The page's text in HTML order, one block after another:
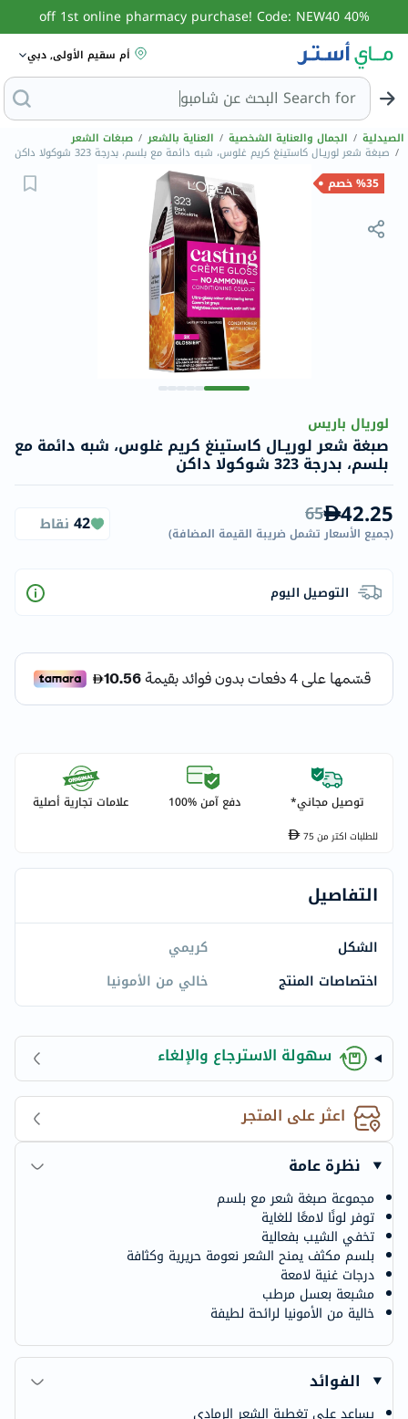
40% off 1st online pharmacy purchase! Code: NEW40
أم سقيم الأولى, دبي
Search for ال
الصيدلية / الجمال والعناية الشخصية / العناية بالشعر / صبغات الشعر
/ صبغة شعر لوريـال كاستينغ كريم غلوس، شبه دائمة مع بلسم، بدرجة 323 شوكولا داكن
%35 خصم
لوريال باريس
صبغة شعر لوريـال كاستينغ كريم غلوس، شبه دائمة مع
بلسم، بدرجة 323 شوكولا داكن
42.25
65
(جميع الأسعار تشمل ضريبة القيمة المضافة)
42 نقاط
التوصيل اليوم
توصيل مجاني* دفع آمن %100 علامات تجارية أصلية
للطلبات اكتر من75
التفاصيل
الشكل
كريمي
اختصاصات المنتج
خالي من الأمونيا
سهولة الاسترجاع والإلغاء
اعثر على المتجر
نظرة عامة
مجموعة صبغة شعر مع بلسم
توفر لونًا لامعًا للغاية
تخفي الشيب بفعالية
بلسم مكثف يمنح الشعر نعومة حريرية وكثافة
درجات غنية لامعة
مشبعة بعسل مرطب
خالية من الأمونيا لرائحة لطيفة
الفوائد
يساعد على تغطية الشعر الرمادي